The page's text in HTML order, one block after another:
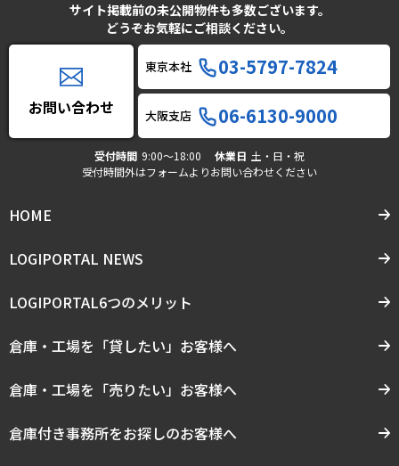
サイト掲載前の未公開物件も多数ございます。
どうぞお気軽にご相談ください。
お問い合わせ
東京本社 03-5797-7824
大阪支店 06-6130-9000
受付時間 9:00〜18:00 休業日 土・日・祝
受付時間外はフォームよりお問い合わせください
HOME
LOGIPORTAL NEWS
LOGIPORTAL6つのメリット
倉庫・工場を「貸したい」お客様へ
倉庫・工場を「売りたい」お客様へ
倉庫付き事務所をお探しのお客様へ